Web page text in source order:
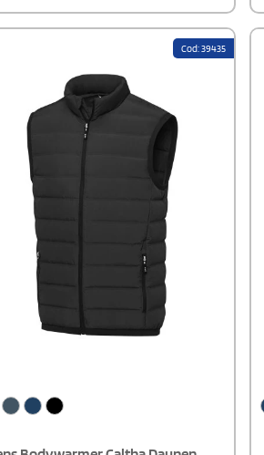
und ein elastischer Bund erhöhen
Tragekomfort. Der Reißverschluss mit
und Easy Grip Puller (inklusive
machen die Jacke
funktional. Ein transferiertes
sorgt für etikettfreien Komfort.
für Alltag und Outdoor-Aktivitäten.
Cod: 39435